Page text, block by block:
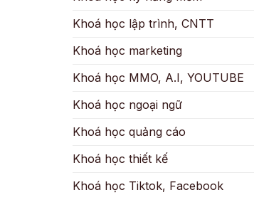
Khoá học lập trình, CNTT
Khoá học marketing
Khoá học MMO, A.I, YOUTUBE
Khoá học ngoại ngữ
Khoá học quảng cáo
Khoá học thiết kế
Khoá học Tiktok, Facebook